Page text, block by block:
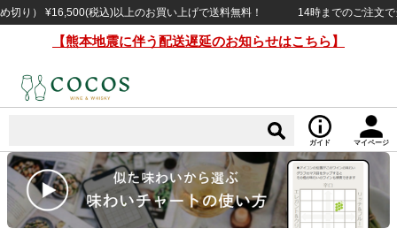
） ¥16,500(税込)以上のお買い上げで送料無料！ 14時までのご注文で当
【熊本地震に伴う配送遅延のお知らせはこちら】
ガイド マイページ